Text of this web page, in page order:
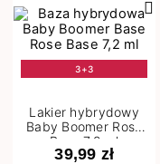
3+3
Lakier hybrydowy
Baby Boomer Rose
Base 7,2 ml
39,99 zł